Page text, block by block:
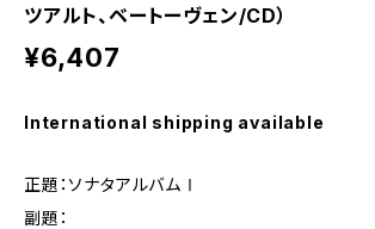
ツアルト、ベートーヴェン/CD）
¥6,407
International shipping available
正題：ソナタアルバムⅠ
副題：